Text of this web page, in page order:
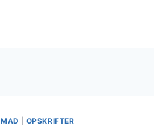
MAD OPSKRIFTER